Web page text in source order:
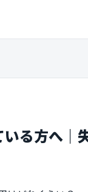
る方へ｜